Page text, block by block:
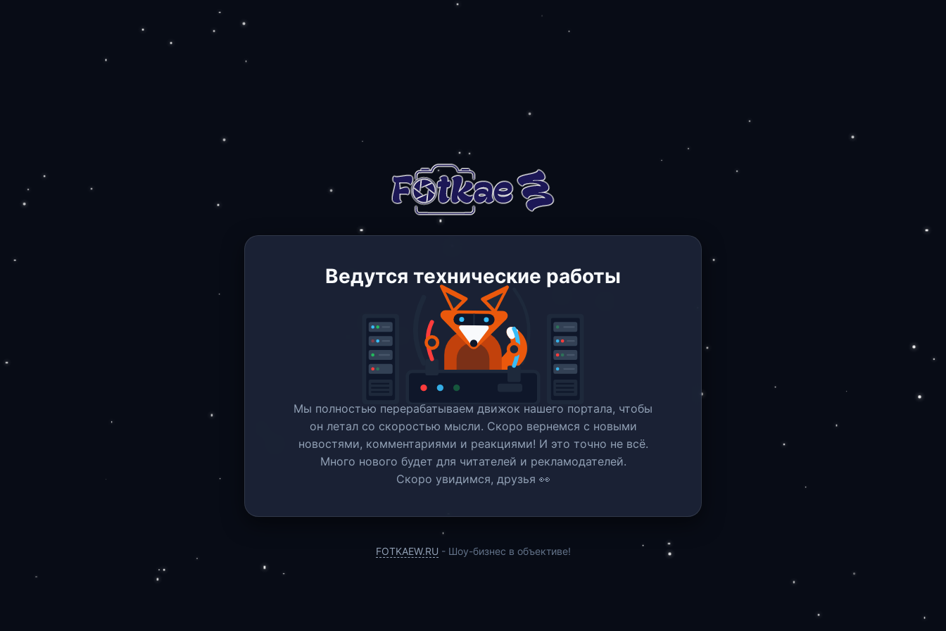
Ведутся технические работы
Мы полностью перерабатываем движок нашего портала, чтобы
он летал со скоростью мысли. Скоро вернемся c новыми
новостями, комментариями и реакциями! И это точно не всё.
Много нового будет для читателей и рекламодателей.
Скоро увидимся, друзья 👀
FOTKAEW.RU - Шоу-бизнес в объективе!